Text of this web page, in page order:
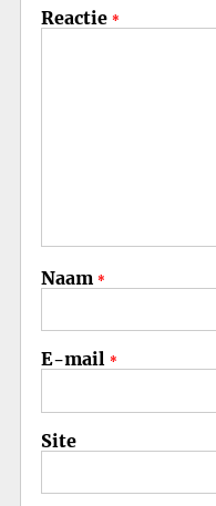
Reactie *
Naam *
E-mail *
Site